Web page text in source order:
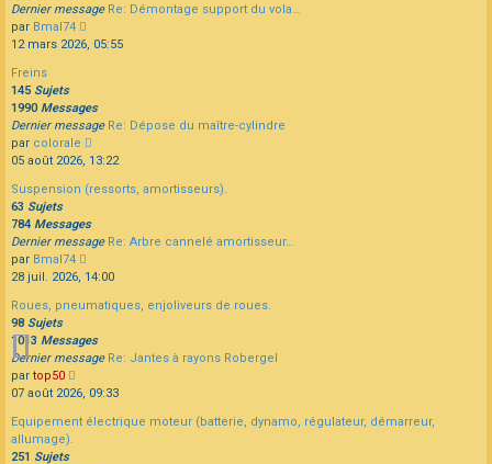
Dernier message Re: Démontage support du vola…
par Bmal74
le
12 mars 2026, 05:55
Freins
145 Sujets
1990Messages
Dernier message Re: Dépose du maître-cylindre
par colorale
le
message
05 août 2026, 13:22
Suspension (ressorts, amortisseurs).
63 Sujets
784 Messages
Dernier message Re: Arbre cannelé amortisseur…
par Bmal74
le
message
28 juil. 2026, 14:00
Roues, pneumatiques, enjoliveurs de roues.
98 Sujets
1013 Messages
Dernier message Re: Jantes à rayons Robergel
par top50
le
message
07 août 2026, 09:33
Equipement électrique moteur (batterie, dynamo, régulateur, démarreur,
allumage).
251 Sujets